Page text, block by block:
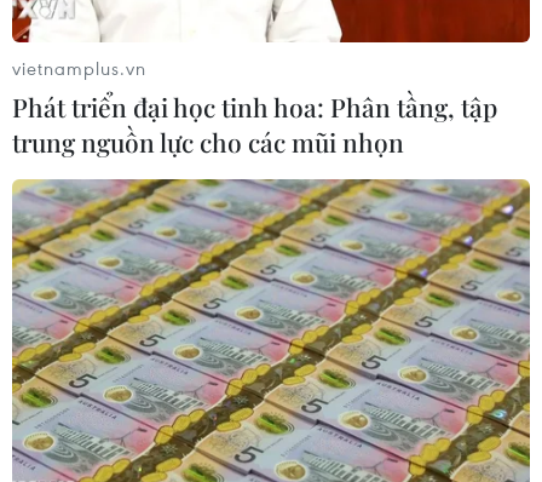
Premier League: Liverpool lên ngôi đầu,
Man City 'bất lực' tại Etihad
19/09/2021 03:17
Liverpool đã vươn lên ngôi đầu bảng Premier League
sau khi có chiến thắng 3-0 trước Crystal Palace, trong khi
Mancheser City lại gây thất vọng khi để hòa không bàn
thắng trước Southampton.
vietnamplus.vn
Phát triển đại học tinh hoa: Phân tầng, tập
trung nguồn lực cho các mũi nhọn